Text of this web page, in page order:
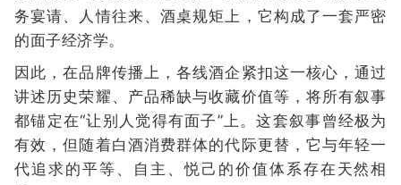
务宴请、人情往来、酒桌规矩上，它构成了一套严密
的面子经济学。
因此，在品牌传播上，各线酒企紧扣这一核心，通过
讲述历史荣耀、产品稀缺与收藏价值等，将所有叙事
都锚定在“让别人觉得有面子”上。这套叙事曾经极为
有效，但随着白酒消费群体的代际更替，它与年轻一
代追求的平等、自主、悦己的价值体系存在天然相